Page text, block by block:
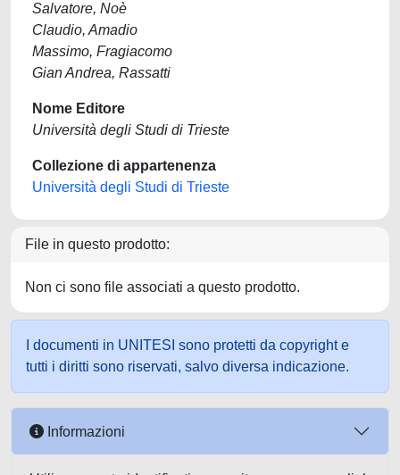
Salvatore, Noè
Claudio, Amadio
Massimo, Fragiacomo
Gian Andrea, Rassatti
Nome Editore
Università degli Studi di Trieste
Collezione di appartenenza
Università degli Studi di Trieste
File in questo prodotto:
Non ci sono file associati a questo prodotto.
I documenti in UNITESI sono protetti da copyright e
tutti i diritti sono riservati, salvo diversa indicazione.
Informazioni